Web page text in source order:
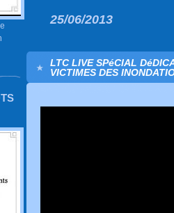
25/06/2013
LTC LIVE SPéCIAL
VICTIMES DES